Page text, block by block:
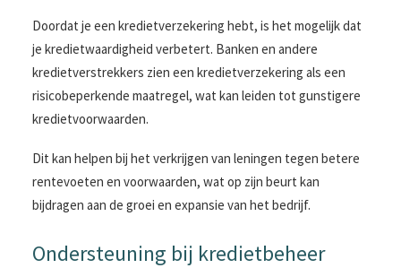
Doordat je een kredietverzekering hebt, is het mogelijk dat
je kredietwaardigheid verbetert. Banken en andere
kredietverstrekkers zien een kredietverzekering als een
risicobeperkende maatregel, wat kan leiden tot gunstigere
kredietvoorwaarden.
Dit kan helpen bij het verkrijgen van leningen tegen betere
rentevoeten en voorwaarden, wat op zijn beurt kan
bijdragen aan de groei en expansie van het bedrijf.
Ondersteuning bij kredietbeheer